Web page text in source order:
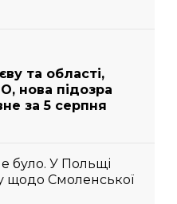
та області,
нова підозра
за 5 серпня
було. У Польщі
щодо Смоленської